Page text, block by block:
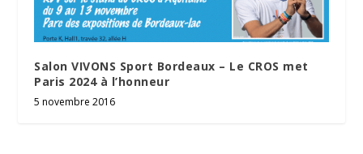
Salon VIVONS Sport Bordeaux – Le CROS met
Paris 2024 à l’honneur
5 novembre 2016